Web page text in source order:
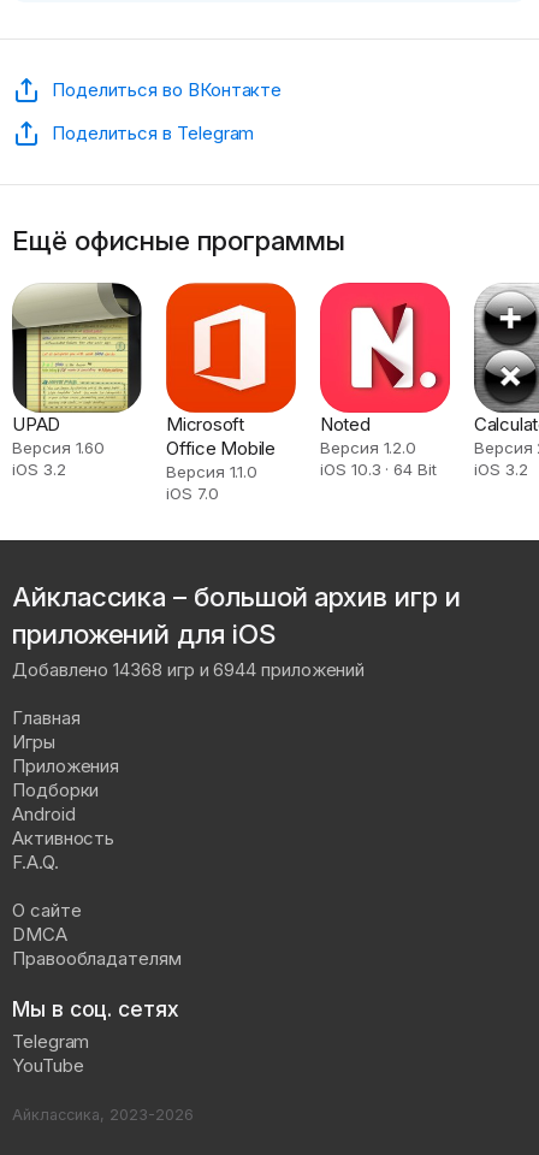
Поделиться во ВКонтакте
Поделиться в Telegram
Ещё офисные программы
UPAD
Версия 1.60
iOS 3.2
Microsoft
Office Mobile
Версия 1.1.0
iOS 7.0
Noted
Версия 1.2.0
iOS 10.3 · 64 Bit
Версия
iOS 3.2
Айклассика – большой архив игр и
приложений для iOS
Добавлено 14368 игр и 6944 приложений
Главная
Игры
Приложения
Подборки
Android
Активность
F.A.Q.
О сайте
DMCA
Правообладателям
Мы в соц. сетях
Telegram
YouTube
Айклассика, 2023-2026